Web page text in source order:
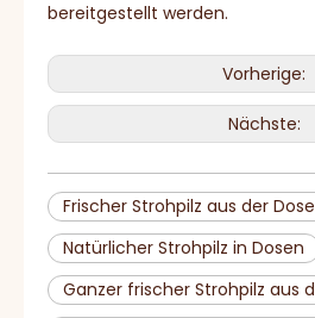
bereitgestellt werden.
Vorherige:
Nächste:
Frischer Strohpilz aus der Dose
Natürlicher Strohpilz in Dosen
Ganzer frischer Strohpilz aus